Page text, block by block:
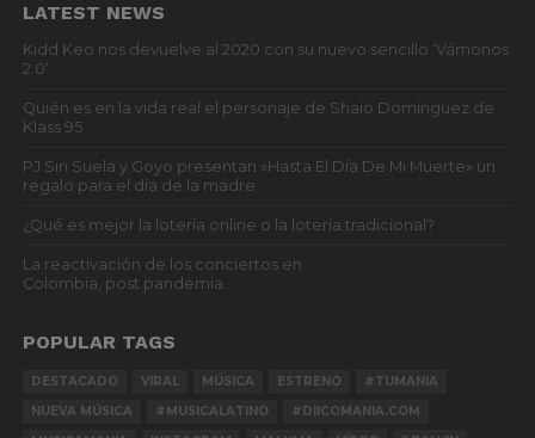
LATEST NEWS
Kidd Keo nos devuelve al 2020 con su nuevo sencillo ‘Vámonos
2.0’
Quién es en la vida real el personaje de Shaio Dominguez de
Klass 95
PJ Sin Suela y Goyo presentan «Hasta El Día De Mi Muerte» un
regalo para el día de la madre
¿Qué es mejor la lotería online o la lotería tradicional?
La reactivación de los conciertos en
Colombia, post pandemia
POPULAR TAGS
DESTACADO VIRAL MÚSICA ESTRENO
#TUMANIA
NUEVA MÚSICA
#MUSICALATINO
#DIICOMANIA.COM